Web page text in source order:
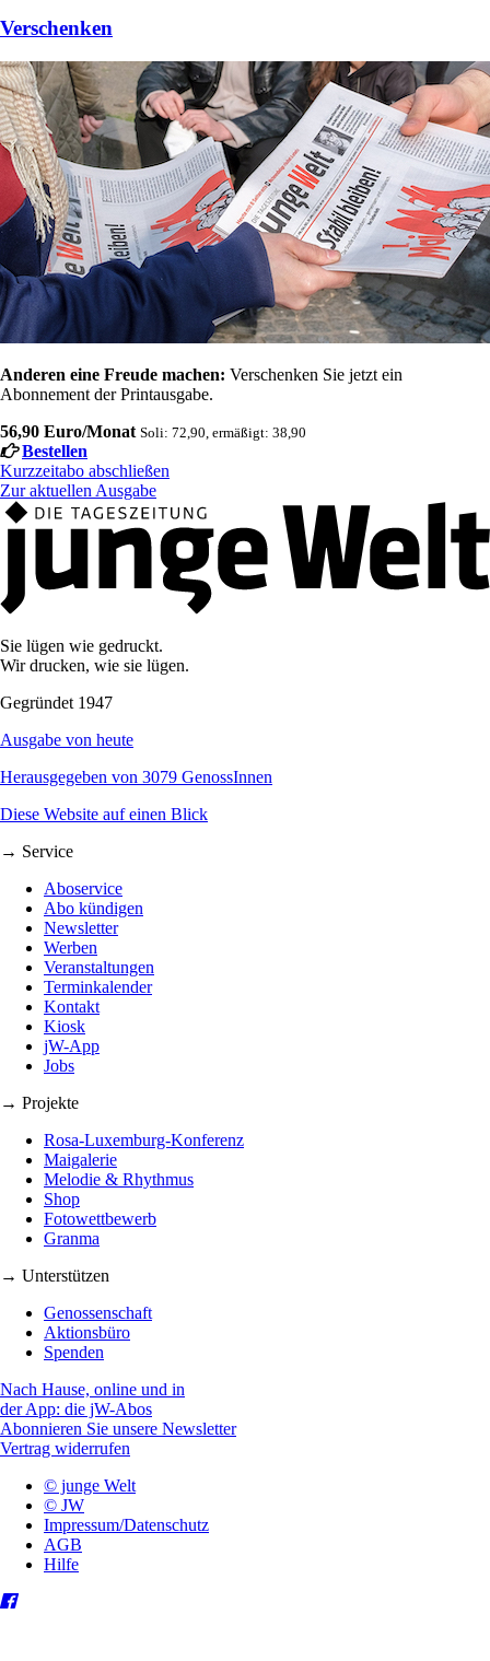
Verschenken
Anderen eine Freude machen: Verschenken Sie jetzt ein
Abonnement der Printausgabe.
56,90 Euro/Monat Soli: 72,90, ermäßigt: 38,90
Bestellen
Kurzzeitabo abschließen
Zur aktuellen Ausgabe
Sie lügen wie gedruckt.
Wir drucken, wie sie lügen.
Gegründet 1947
Ausgabe von heute
Herausgegeben von 3079 GenossInnen
Diese Website auf einen Blick
→ Service
Aboservice
Abo kündigen
Newsletter
Werben
Veranstaltungen
Terminkalender
Kontakt
Kiosk
jW-App
Jobs
→ Projekte
Rosa-Luxemburg-Konferenz
Maigalerie
Melodie & Rhythmus
Shop
Fotowettbewerb
Granma
→ Unterstützen
Genossenschaft
Aktionsbüro
Spenden
Nach Hause, online und in
der App: die jW-Abos
Abonnieren Sie unsere Newsletter
Vertrag widerrufen
© junge Welt
© JW
Impressum/Datenschutz
AGB
Hilfe